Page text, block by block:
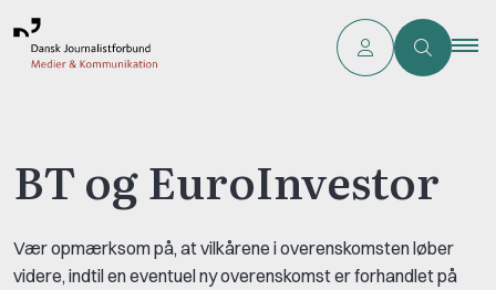
BT og EuroInvestor
Vær opmærksom på, at vilkårene i overenskomsten løber
videre, indtil en eventuel ny overenskomst er forhandlet på